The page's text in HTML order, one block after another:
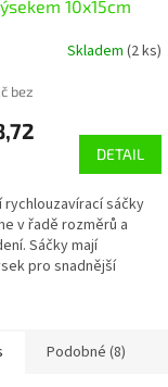
10x15cm
Skladem (2 ks)
bez
DETAIL
rychlouzavírací sáčky
v řadě rozměrů a
Sáčky mají
pro snadnější
Podobné (8)